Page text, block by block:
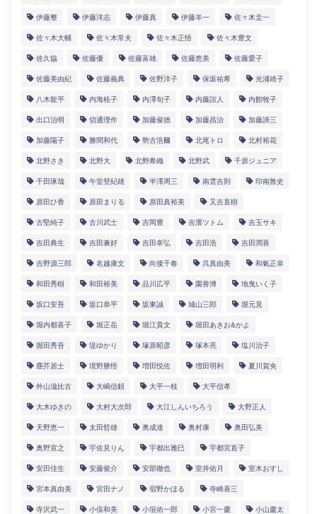
伊藤整 伊藤洋志 伊藤真 伊藤羊一 佐々木圭一
佐々木大輔 佐々木常夫 佐々木正悟 佐々木豊文
佐久協 佐藤優 佐藤富雄 佐藤恵美 佐藤愛子
佐藤美由紀 佐藤義典 佐野洋子 保坂祐希 光浦靖子
八木龍平 内海桂子 内澤旬子 内藤誼人 内館牧子
出口治明 切通理作 加藤俊徳 加藤昌治 加藤諦三
加藤陽子 勝間和代 勢古浩爾 北尾トロ 北村裕花
北野さき 北野大 北野希織 北野武 千原ジュニア
千田琢哉 午堂登紀雄 半澤周三 南雲吉則 印南敦史
原田ひ香 原田まりる 原田真裕美 又吉直樹
古堅純子 古川武士 吉岡豊 吉濱ツトム 吉玉サキ
吉田典生 吉田兼好 吉田幸弘 吉田浩 吉田潤喜
吉野源三郎 名越康文 向後千春 呉真由美 和氣正幸
和田秀樹 和田裕美 品川広平 園善博 地曳いく子
坂口安吾 坂口恭平 坂東誠 城山三郎 堀元見
堀内都喜子 堀正岳 堀江貴文 堀田あきお&かよ
堀田秀吾 堤ゆかり 塚原昭彦 塚本亮 塩川治子
塵芥居士 境野勝悟 増田悦佐 増田明利 夏川賀央
外山滋比古 大嶋信頼 大平一枝 大平信孝
大木ゆきの 大村大次郎 大江しんいちろう 大野正人
天野恵一 太田哲雄 奥成達 奥村康 奥田弘美
奥野宣之 宇佐見りん 宇都出雅巳 宇都宮直子
安田佳生 安藤俊介 安部徹也 室井佑月 室木おすし
宮本真由美 宮田ナノ 宿野かほる 寺崎喜三
寺沢武一 小俣和美 小垣佑一郎 小宮一慶 小山慶太